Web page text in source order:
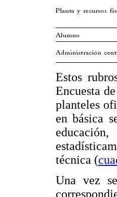
Estos
Encuesta
planteles
en básica
técnica (
Una vez